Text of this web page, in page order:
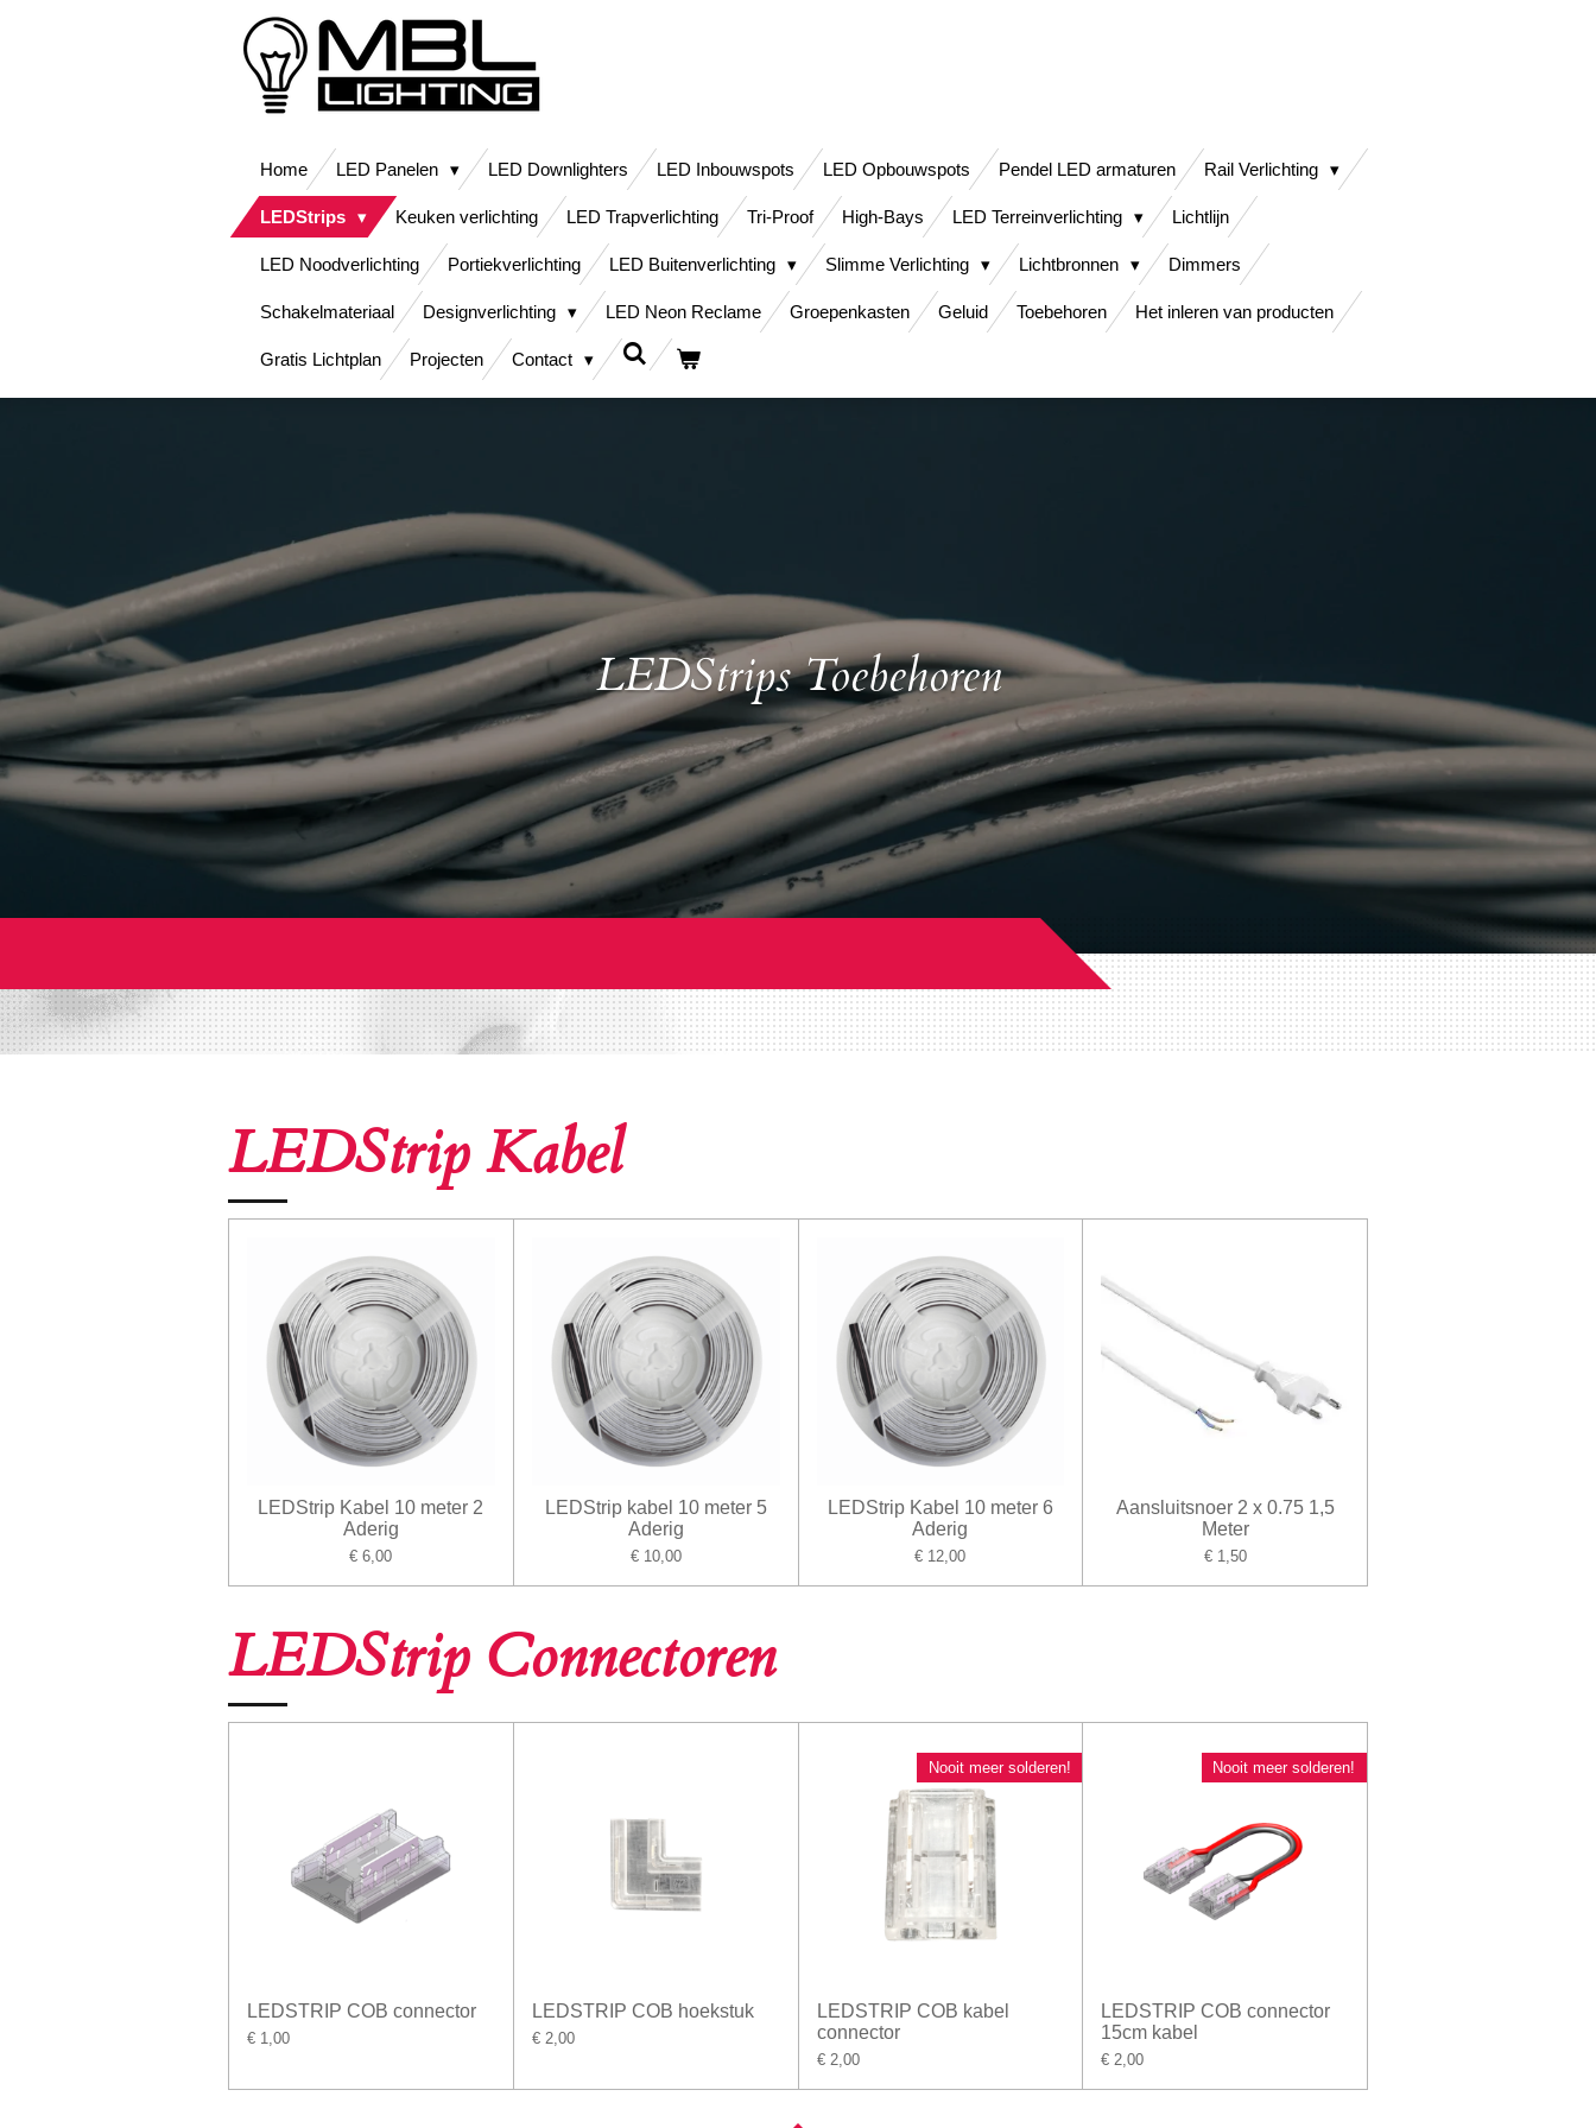
Home LED Panelen LED Downlighters LED Inbouwspots LED Opbouwspots Pendel LED armaturen Rail Verlichting
LEDStrips Keuken verlichting LED Trapverlichting Tri-Proof High-Bays LED Terreinverlichting Lichtlijn
LED Noodverlichting Portiekverlichting LED Buitenverlichting Slimme Verlichting Lichtbronnen Dimmers
Schakelmateriaal Designverlichting LED Neon Reclame Groepenkasten Geluid Toebehoren Het inleren van producten
Gratis Lichtplan Projecten Contact
LEDStrips Toebehoren
LEDStrip Kabel
LEDStrip Kabel 10 meter 2
Aderig
€ 6,00
LEDStrip kabel 10 meter 5
Aderig
€ 10,00
LEDStrip Kabel 10 meter 6
Aderig
€ 12,00
Aansluitsnoer 2 x 0.75 1,5
Meter
€ 1,50
LEDStrip Connectoren
LEDSTRIP COB connector
€ 1,00
LEDSTRIP COB hoekstuk
€ 2,00
Nooit meer solderen!
LEDSTRIP COB kabel
connector
€ 2,00
Nooit meer solderen!
LEDSTRIP COB connector
15cm kabel
€ 2,00